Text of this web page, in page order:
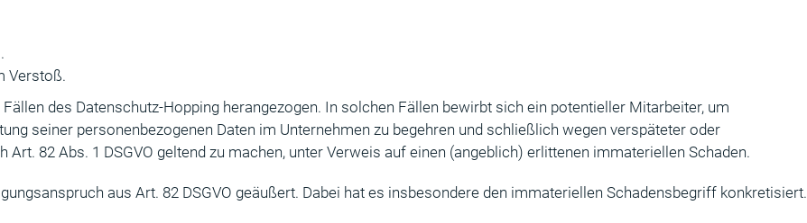
Verstoß.
des Datenschutz-Hopping herangezogen. In solchen Fällen bewirbt sich ein potentieller Mitarbeiter, um
seiner personenbezogenen Daten im Unternehmen zu begehren und schließlich wegen verspäteter oder
82 Abs. 1 DSGVO geltend zu machen, unter Verweis auf einen (angeblich) erlittenen immateriellen Schaden.
aus Art. 82 DSGVO geäußert. Dabei hat es insbesondere den immateriellen Schadensbegriff konkretisiert.